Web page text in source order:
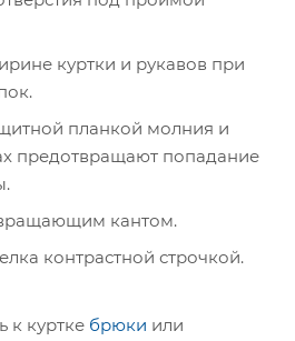
куртки и рукавов при
планкой молния и
предотвращают попадание
кантом.
контрастной строчкой.
к куртке брюки или